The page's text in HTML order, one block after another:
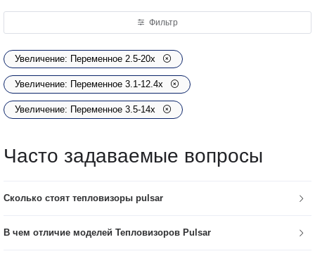
Фильтр
Увеличение: Переменное 2.5-20х
Увеличение: Переменное 3.1-12.4х
Увеличение: Переменное 3.5-14x
Часто задаваемые вопросы
Сколько стоят тепловизоры pulsar
В чем отличие моделей Тепловизоров Pulsar